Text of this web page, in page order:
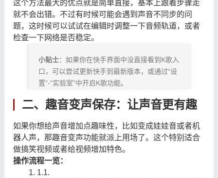
这个方法最大的优点就是简单直接，基本上跟着步骤走
就不会出错。不过有时候可能会遇到声音不同步的问
题，这时候可以试试在编辑时调整一下音频轨道，或者
检查一下网络是否稳定。
小贴士：如果你在快手界面中没直接看到K歌入
口，可以尝试更新快手到最新版本，或通过“设
置”-“实验室”中开启K歌功能。
二、趣音变声保存：让声音更有趣
如果你想给声音增加点趣味性，比如变成娃娃音或者机
器人声，那趣音变声功能就派上用场了。这个特别适合
做搞笑视频或者给视频增加特色。
操作流程一览：
1.1.